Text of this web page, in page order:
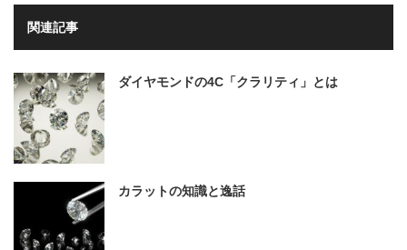
関連記事
ダイヤモンドの4C「クラリティ」とは
カラットの知識と逸話